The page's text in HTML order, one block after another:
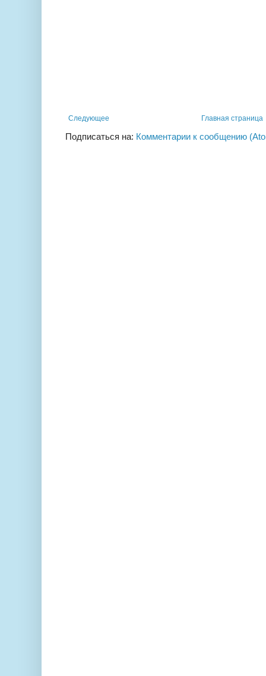
Следующее Главная страница
Подписаться на: Комментарии к сообщению